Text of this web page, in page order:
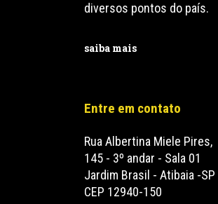
diversos pontos do país.
saiba mais
Entre em contato
Rua Albertina Miele Pires,
145 - 3º andar - Sala 01
Jardim Brasil - Atibaia -SP
CEP 12940-150